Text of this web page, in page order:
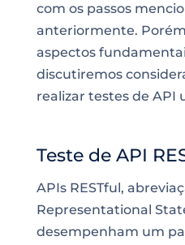
com os passos
anteriormente.
aspectos
discutiremos
realizar testes de API
Teste de API
APIs RESTful,
Representational
desempenham um